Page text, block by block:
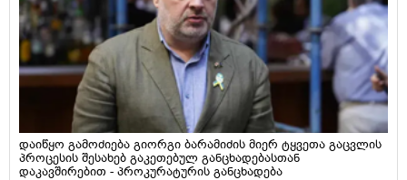
დაიწყო გამოძიება გიორგი ბარამიძის მიერ ტყვეთა გაცვლის
პროცესის შესახებ გაკეთებულ განცხადებასთან
დაკავშირებით - პროკურატურის განცხადება